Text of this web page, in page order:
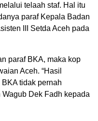
telaah staf. Hal itu
paraf Kepala Badan
III Setda Aceh pada
paraf BKA, maka kop
Aceh. “Hasil
tidak pernah
Dek Fadh kepada